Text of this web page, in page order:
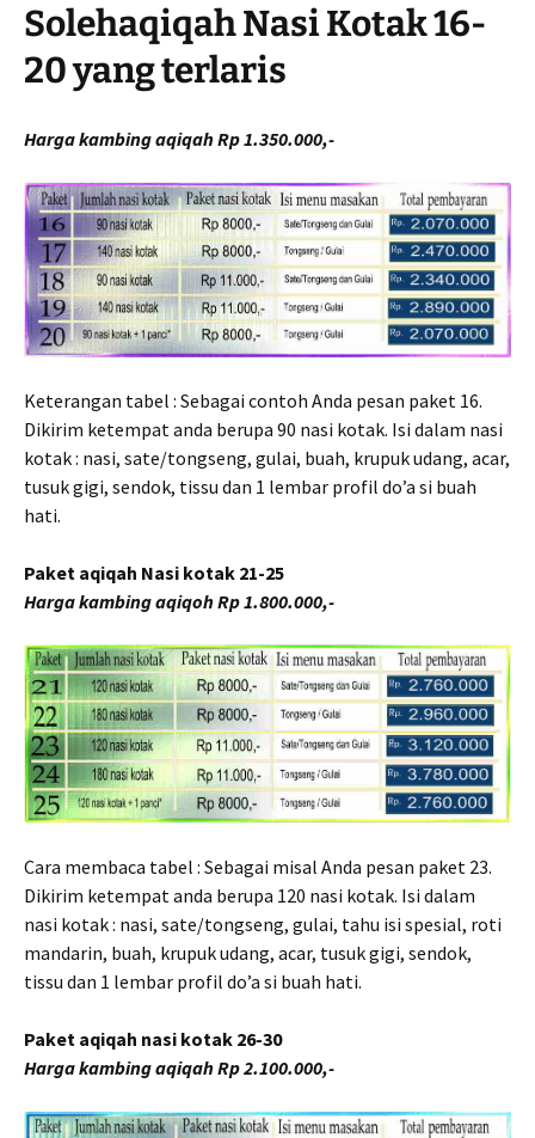
Solehaqiqah Nasi Kotak 16-
20 yang terlaris
Harga kambing aqiqah Rp 1.350.000,-
Keterangan tabel : Sebagai contoh Anda pesan paket 16.
Dikirim ketempat anda berupa 90 nasi kotak. Isi dalam nasi
kotak : nasi, sate/tongseng, gulai, buah, krupuk udang, acar,
tusuk gigi, sendok, tissu dan 1 lembar profil do’a si buah
hati.
Paket aqiqah Nasi kotak 21-25
Harga kambing aqiqoh Rp 1.800.000,-
Cara membaca tabel : Sebagai misal Anda pesan paket 23.
Dikirim ketempat anda berupa 120 nasi kotak. Isi dalam
nasi kotak : nasi, sate/tongseng, gulai, tahu isi spesial, roti
mandarin, buah, krupuk udang, acar, tusuk gigi, sendok,
tissu dan 1 lembar profil do’a si buah hati.
Paket aqiqah nasi kotak 26-30
Harga kambing aqiqah Rp 2.100.000,-